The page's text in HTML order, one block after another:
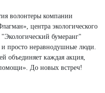
волонтеры компании
центра экологического
бумеранг"
и просто неравнодушные люди.
объединяет каждая акция,
До новых встреч!